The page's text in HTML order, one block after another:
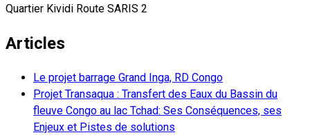
Quartier Kividi Route SARIS 2
Articles
Le projet barrage Grand Inga, RD Congo
Projet Transaqua : Transfert des Eaux du Bassin du
fleuve Congo au lac Tchad: Ses Conséquences, ses
Enjeux et Pistes de solutions